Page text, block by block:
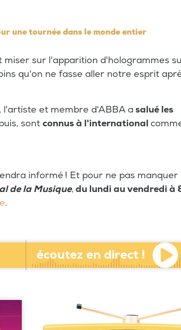
une tournée dans le monde entier
sur l'apparition d'hologrammes
qu'on ne fasse aller notre esprit
et membre d'ABBA a salué les
sont connus à l'international
informé ! Et pour ne pas manquer
de la Musique, du lundi au vendredi à
.
écoutez en direct !